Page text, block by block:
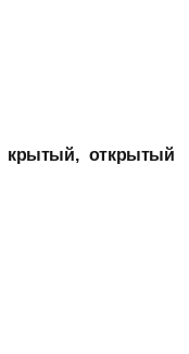
крытый, открытый